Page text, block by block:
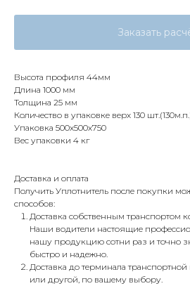
Заказать
Высота профиля 44мм
Длина 1000 мм
Толщина 25 мм
Количество в упаковке верх 130
Упаковка 500х500х750
Вес упаковки 4 кг
Доставка и оплата
Получить Уплотнитель после покупки
способов:
Доставка собственным
Наши водители настоящие
нашу продукцию сотни раз и точно
быстро и надежно.
Доставка до терминала
или другой, по вашему выбору.